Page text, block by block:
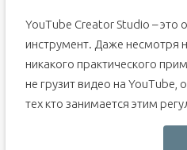
YouTube Creator Studio – это
инструмент. Даже несмотря
никакого практического
не грузит видео на YouTube,
тех кто занимается этим